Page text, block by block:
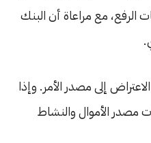
الرفع، مع مراعاة أن البنك
إلى مصدر الأمر. وإذا
مصدر الأموال والنشاط